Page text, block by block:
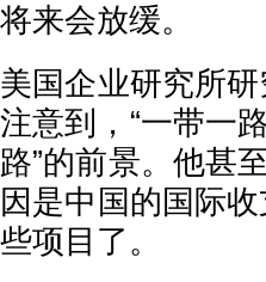
将来会放缓。
美国企业研究所
注意到，“一带一
路”的前景。他甚
因是中国的国际
些项目了。